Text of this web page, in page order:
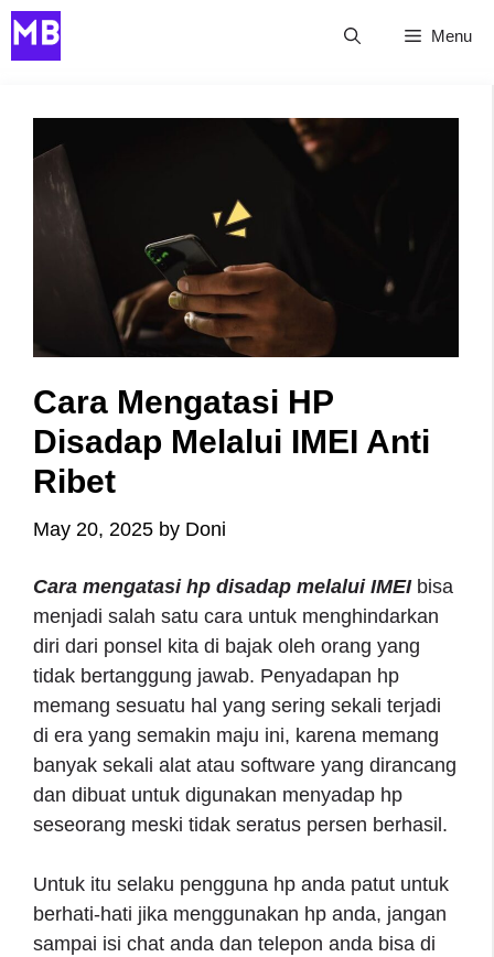
Skip
to
Menu
Cara Mengatasi HP
Disadap Melalui IMEI Anti
Ribet
May 20, 2025 by Doni
Cara mengatasi hp disadap melalui IMEIbisa
menjadi salah satu cara untuk menghindarkan
diri dari ponsel kita di bajak oleh orang yang
tidak bertanggung jawab. Penyadapan hp
memang sesuatu hal yang sering sekali terjadi
di era yang semakin maju ini, karena memang
banyak sekali alat atau software yang dirancang
dan dibuat untuk digunakan menyadap hp
seseorang meski tidak seratus persen berhasil.
Untuk itu selaku pengguna hp anda patut untuk
berhati-hati jika menggunakan hp anda, jangan
sampai isi chat anda dan telepon anda bisa di